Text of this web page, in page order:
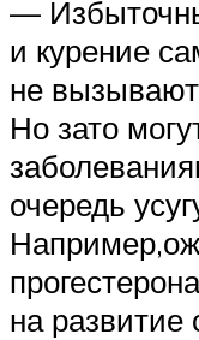
—
и курение
не
Но зато
очередь
на развитие